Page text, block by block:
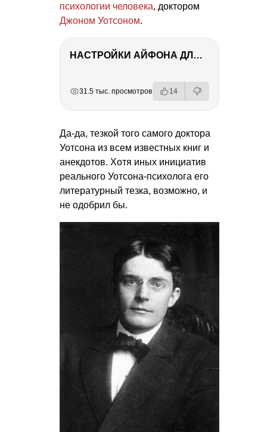
психологии человека, доктором
Джоном Уотсоном.
НАСТРОЙКИ АЙФОНА ДЛЯ ФОТО И ВИДЕО
31.5 тыс. просмотров 14
Да-да, тезкой того самого доктора
Уотсона из всем известных книг и
анекдотов. Хотя иных инициатив
реального Уотсона-психолога его
литературный тезка, возможно, и
не одобрил бы.